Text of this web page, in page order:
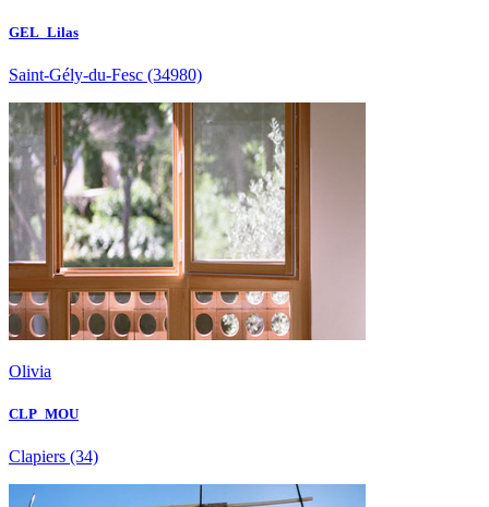
GEL_Lilas
Saint-Gély-du-Fesc (34980)
Olivia
CLP_MOU
Clapiers (34)